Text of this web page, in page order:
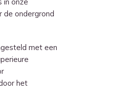
de ondergrond
met een
het